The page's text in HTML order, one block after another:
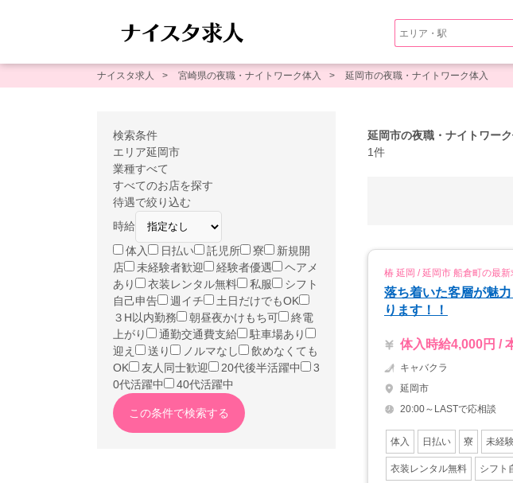
ナイスタ求人 宮崎県の夜職・ナイトワーク体入 延岡市の夜職・ナイトワーク体入
延岡市の夜職・ナイトワー
1件
椿 延岡 / 延岡市 船倉町の最新
落ち着いた客層が魅
ります！！
体入時給4,000円 /
キャバクラ
延岡市
20:00～LASTで応相談
体入 日払い 寮 未経
衣装レンタル無料 シフト
検索条件
エリア延岡市
業種すべて
すべてのお店を探す
待遇で絞り込む
時給
体入
日払い 託児所 寮
新規開
店
未経験者歓迎 経験者優遇
ヘアメ
あり
衣装レンタル無料 私服
シフト
自己申告
週イチ
土日だけでもOK
３H以内勤務
朝昼夜かけもち可
終電
上がり
通勤交通費支給
駐車場あり
迎え
送り ノルマなし
飲めなくても
OK
友人同士歓迎 20代後半活躍中
3
0代活躍中
40代活躍中